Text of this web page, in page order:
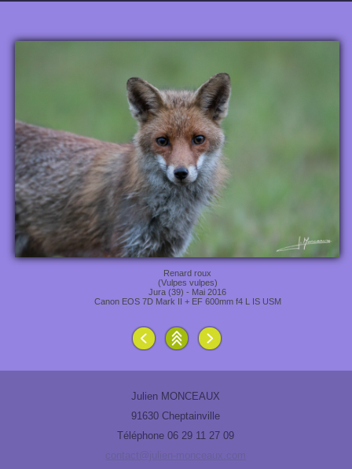
Renard roux
(Vulpes vulpes)
Jura (39) - Mai 2016
Canon EOS 7D Mark II + EF 600mm f4 L IS USM
Julien MONCEAUX
91630 Cheptainville
Téléphone 06 29 11 27 09
contact@julien-monceaux.com